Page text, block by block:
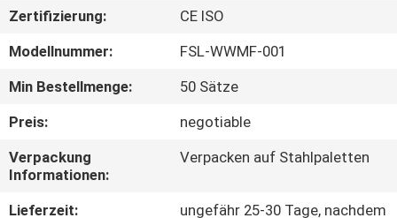
AUSFLUG
QUALITÄTSKONTROLLE
TRETEN
SIE
MIT
Zertifizierung:
CE ISO
Modellnummer:
FSL-WWMF-001
Min Bestellmenge:
50 Sätze
Preis:
negotiable
Verpackung
Informationen:
Verpacken auf Stahlpaletten
Lieferzeit:
ungefähr 25-30 Tage, nachdem